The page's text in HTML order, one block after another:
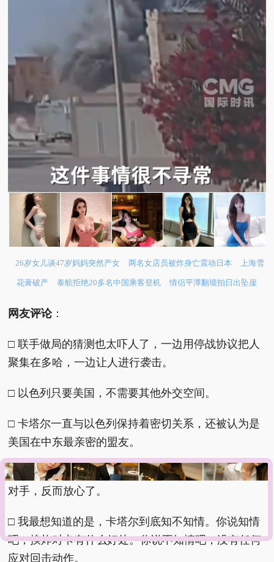
26岁女儿谈47岁妈妈突然产女 两名女店员被炸身亡震动日本 上海雪
花膏破产 泰航拒绝20多名中国乘客登机 情侣平潭翻墙拍日出坠崖
网友评论：
□ 联手做局的猜测也太吓人了，一边用停战协议把人
聚集在多哈，一边让人进行袭击。
□ 以色列只要美国，不需要其他外交空间。
□ 卡塔尔一直与以色列保持着密切关系，还被认为是
美国在中东最亲密的盟友。
□ 联手做局，美以真行，毫无政治信誉，看到这样的
对手，反而放心了。
□ 我最想知道的是，卡塔尔到底知不知情。你说知情
吧，挨炸对卡有什么好处。你说不知情吧，没有任何
应对回击动作。